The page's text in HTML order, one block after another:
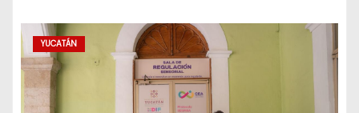
YUCATÁN